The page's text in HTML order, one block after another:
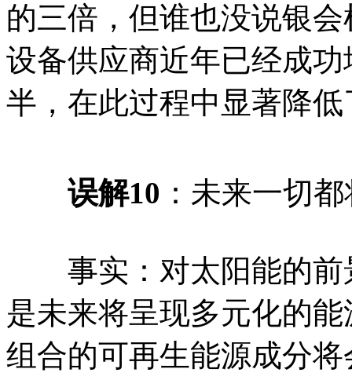
的三倍，但谁也没说银
设备供应商近年已经成
半，在此过程中显著降
误解10 ：未来一切
事实：对太阳能的前
是未来将呈现多元化的
组合的可再生能源成分